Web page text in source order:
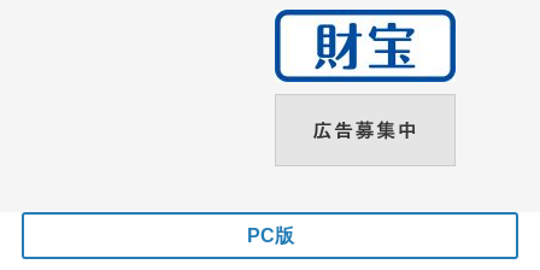
PC版